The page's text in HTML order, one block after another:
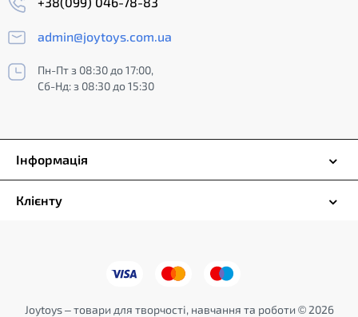
admin@joytoys.com.ua
Пн-Пт з 08:30 до 17:00,
Сб-Нд: з 08:30 до 15:30
Інформація
Клієнту
Joytoys – товари для творчості, навчання та роботи © 2026